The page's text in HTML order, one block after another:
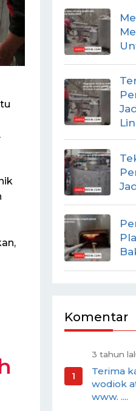
Komentar
3 tahun
Terima
wodiok
www. ....